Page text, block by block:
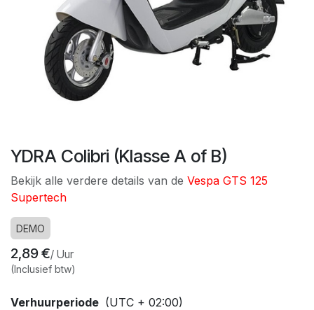
YDRA Colibri (Klasse A of B)
Bekijk alle verdere details van de Vespa GTS 125
Supertech
DEMO
2,89€/ Uur
(Inclusief btw)
Verhuurperiode (UTC + 02:00)